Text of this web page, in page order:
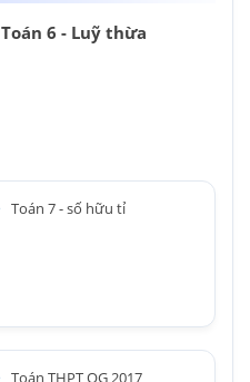
Toán 6 - Luỹ thừa
Toán 7 - số hữu tỉ
Toán THPT QG 2017